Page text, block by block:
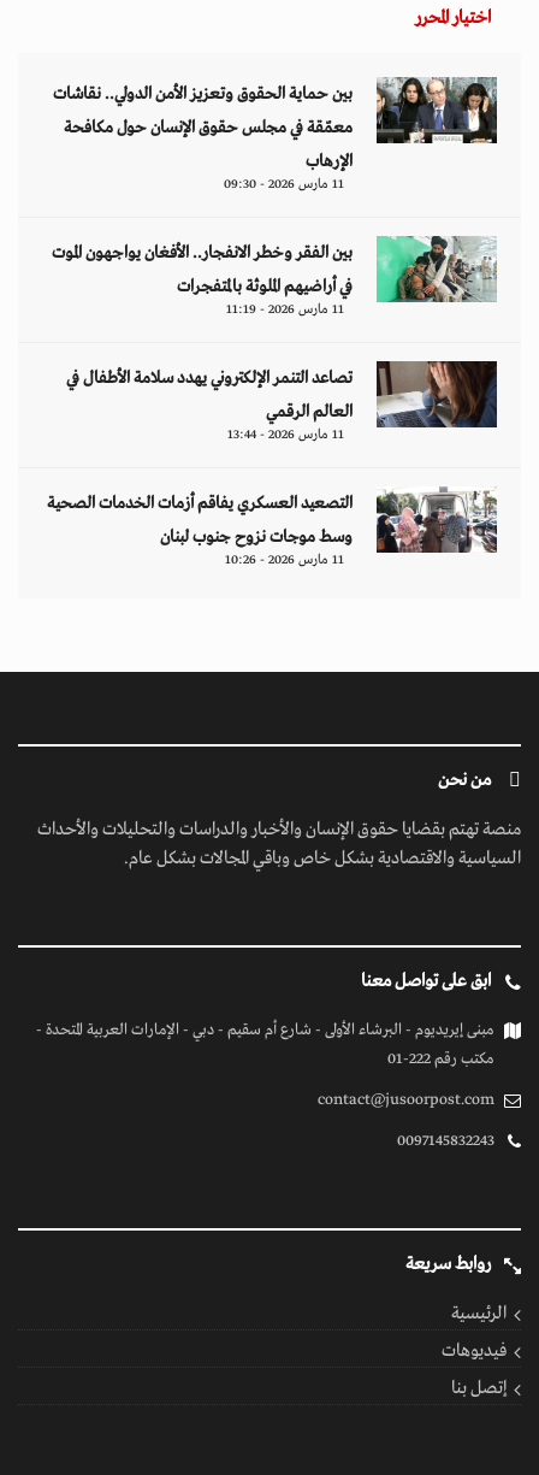
اختيار المحرر
بين حماية الحقوق وتعزيز الأمن الدولي.. نقاشات
معمّقة في مجلس حقوق الإنسان حول مكافحة
الإرهاب
11 مارس 2026 - 09:30
بين الفقر وخطر الانفجار.. الأفغان يواجهون الموت
في أراضيهم الملوثة بالمتفجرات
11 مارس 2026 - 11:19
تصاعد التنمر الإلكتروني يهدد سلامة الأطفال في
العالم الرقمي
11 مارس 2026 - 13:44
التصعيد العسكري يفاقم أزمات الخدمات الصحية
وسط موجات نزوح جنوب لبنان
11 مارس 2026 - 10:26
من نحن
منصة تهتم بقضايا حقوق الإنسان والأخبار والدراسات والتحليلات والأحداث
السياسية والاقتصادية بشكل خاص وباقي المجالات بشكل عام.
ابق على تواصل معنا
مبنى إيريديوم - البرشاء الأولى - شارع أم سقيم - دبي - الإمارات العربية المتحدة -
مكتب رقم 222-01
contact@jusoorpost.com
0097145832243
روابط سريعة
الرئيسية
فيديوهات
إتصل بنا